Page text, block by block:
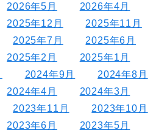
2026年5月
2026年4月
2025年12月
2025年11月
2025年7月
2025年6月
2025年2月
2025年1月
2024年9月
2024年8月
2024年4月
2024年3月
2023年11月
2023年10月
2023年6月
2023年5月